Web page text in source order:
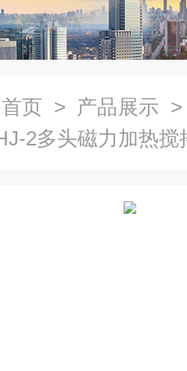
首页 > 产品展示
2多头磁力加热搅